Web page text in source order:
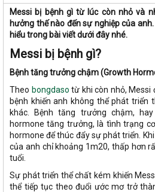
Messi bị bệnh gì từ lúc còn nhỏ và
hưởng thế nào đến sự nghiệp của
hiểu trong bài viết dưới đây nhé.
Messi bị bệnh gì?
Bệnh tăng trưởng chậm (Growth
Theo bongdaso từ khi còn nhỏ, Messi
bệnh khiến anh không thể phát
khác. Bệnh tăng trưởng chậm,
hormone tăng trưởng, là tình trạng
hormone để thúc đẩy sự phát triển.
của anh chỉ khoảng 1m20, thấp hơn
tuổi.
Sự phát triển thể chất kém khiến
thể tiếp tục theo đuổi ước mơ trở